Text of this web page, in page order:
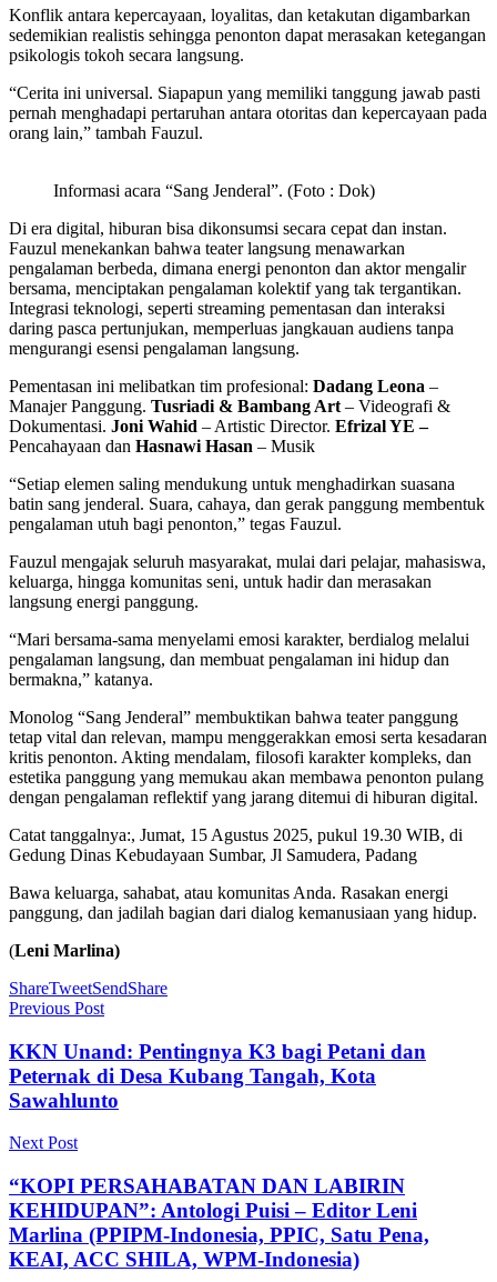
Konflik antara kepercayaan, loyalitas, dan ketakutan digambarkan
sedemikian realistis sehingga penonton dapat merasakan ketegangan
psikologis tokoh secara langsung.
“Cerita ini universal. Siapapun yang memiliki tanggung jawab pasti
pernah menghadapi pertaruhan antara otoritas dan kepercayaan pada
orang lain,” tambah Fauzul.
Informasi acara “Sang Jenderal”. (Foto : Dok)
Di era digital, hiburan bisa dikonsumsi secara cepat dan instan.
Fauzul menekankan bahwa teater langsung menawarkan
pengalaman berbeda, dimana energi penonton dan aktor mengalir
bersama, menciptakan pengalaman kolektif yang tak tergantikan.
Integrasi teknologi, seperti streaming pementasan dan interaksi
daring pasca pertunjukan, memperluas jangkauan audiens tanpa
mengurangi esensi pengalaman langsung.
Pementasan ini melibatkan tim profesional: Dadang Leona –
Manajer Panggung. Tusriadi & Bambang Art – Videografi &
Dokumentasi. Joni Wahid – Artistic Director. Efrizal YE –
Pencahayaan dan Hasnawi Hasan – Musik
“Setiap elemen saling mendukung untuk menghadirkan suasana
batin sang jenderal. Suara, cahaya, dan gerak panggung membentuk
pengalaman utuh bagi penonton,” tegas Fauzul.
Fauzul mengajak seluruh masyarakat, mulai dari pelajar, mahasiswa,
keluarga, hingga komunitas seni, untuk hadir dan merasakan
langsung energi panggung.
“Mari bersama-sama menyelami emosi karakter, berdialog melalui
pengalaman langsung, dan membuat pengalaman ini hidup dan
bermakna,” katanya.
Monolog “Sang Jenderal” membuktikan bahwa teater panggung
tetap vital dan relevan, mampu menggerakkan emosi serta kesadaran
kritis penonton. Akting mendalam, filosofi karakter kompleks, dan
estetika panggung yang memukau akan membawa penonton pulang
dengan pengalaman reflektif yang jarang ditemui di hiburan digital.
Catat tanggalnya:, Jumat, 15 Agustus 2025, pukul 19.30 WIB, di
Gedung Dinas Kebudayaan Sumbar, Jl Samudera, Padang
Bawa keluarga, sahabat, atau komunitas Anda. Rasakan energi
panggung, dan jadilah bagian dari dialog kemanusiaan yang hidup.
(Leni Marlina)
ShareTweetSendShare
Previous Post
KKN Unand: Pentingnya K3 bagi Petani dan
Peternak di Desa Kubang Tangah, Kota
Sawahlunto
Next Post
“KOPI PERSAHABATAN DAN LABIRIN
KEHIDUPAN”: Antologi Puisi – Editor Leni
Marlina (PPIPM-Indonesia, PPIC, Satu Pena,
KEAI, ACC SHILA, WPM-Indonesia)